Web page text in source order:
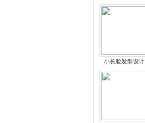
小长脸发型设计